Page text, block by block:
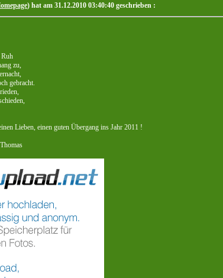
) hat am 31.12.2010 03:40:40 geschrieben :
Ruh
zu,
gebracht.
Lieben, einen guten Übergang ins Jahr 2011 !